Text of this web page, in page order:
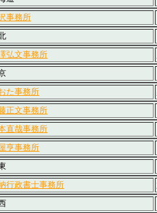
事務所
弘文事務所
た事務所
正文事務所
直哉事務所
亨事務所
行政書士事務所